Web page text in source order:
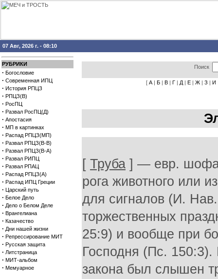
07 Авг, 2026 г. - 08:10
РУБРИКИ
· Богословие
· Современная ИПЦ
· История РПЦЗ
· РПЦЗ(В)
· РосПЦ
· Развал РосПЦ(Д)
· Апостасия
· МП в картинках
· Распад РПЦЗ(МП)
· Развал РПЦЗ(В-В)
· Развал РПЦЗ(В-А)
· Развал РИПЦ
· Развал РПАЦ
· Распад РПЦЗ(А)
· Распад ИПЦ Греции
· Царский путь
· Белое Дело
· Дело о Белом Деле
· Врангелиана
· Казачество
· Дни нашей жизни
· Репрессирование МИТ
· Русская защита
· Литстраница
· МИТ-альбом
· Мемуарное
Поиск
[ А | Б | В | Г | Д | Е | Ж | З | И
[ Труба ] — евр.
рога животного или
для сигналов (И.
торжественных
25:9) и вообще при
Господня (Пс. 150:3).
закона был слышен